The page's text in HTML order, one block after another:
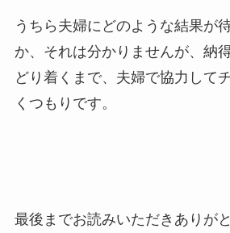
うちら夫婦にどのような結果が
か、それは分かりませんが、納
どり着くまで、夫婦で協力して
くつもりです。
最後までお読みいただきありが